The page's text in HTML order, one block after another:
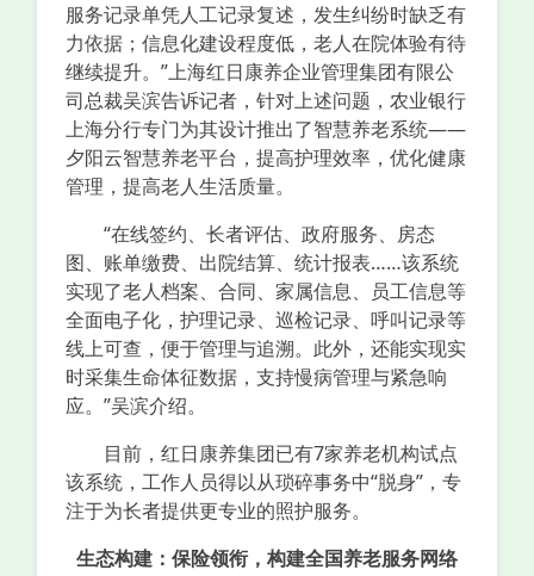
服务记录单凭人工记录复述，发生纠纷时缺乏有
力依据；信息化建设程度低，老人在院体验有待
继续提升。”上海红日康养企业管理集团有限公
司总裁吴滨告诉记者，针对上述问题，农业银行
上海分行专门为其设计推出了智慧养老系统——
夕阳云智慧养老平台，提高护理效率，优化健康
管理，提高老人生活质量。
“在线签约、长者评估、政府服务、房态
图、账单缴费、出院结算、统计报表……该系统
实现了老人档案、合同、家属信息、员工信息等
全面电子化，护理记录、巡检记录、呼叫记录等
线上可查，便于管理与追溯。此外，还能实现实
时采集生命体征数据，支持慢病管理与紧急响
应。”吴滨介绍。
目前，红日康养集团已有7家养老机构试点
该系统，工作人员得以从琐碎事务中“脱身”，专
注于为长者提供更专业的照护服务。
生态构建：保险领衔，构建全国养老服务网络